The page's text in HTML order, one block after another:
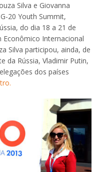
Silva e Giovanna
20 Youth Summit,
do dia 18 a 21 de
Internacional
Silva participou, ainda, de
da Rússia, Vladimir Putin,
dos países